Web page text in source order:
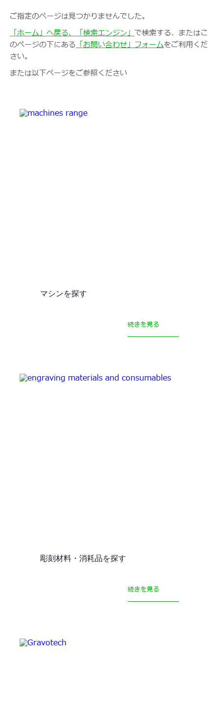
ご指定のページは見つかりませんでした。
「ホーム」へ戻る、「検索エンジン」で検索する、またはこ
のページの下にある「お問い合わせ」フォームをご利用くだ
さい。
または以下ページをご参照ください
マシンを探す
続きを見る
彫刻材料・消耗品を探す
続きを見る